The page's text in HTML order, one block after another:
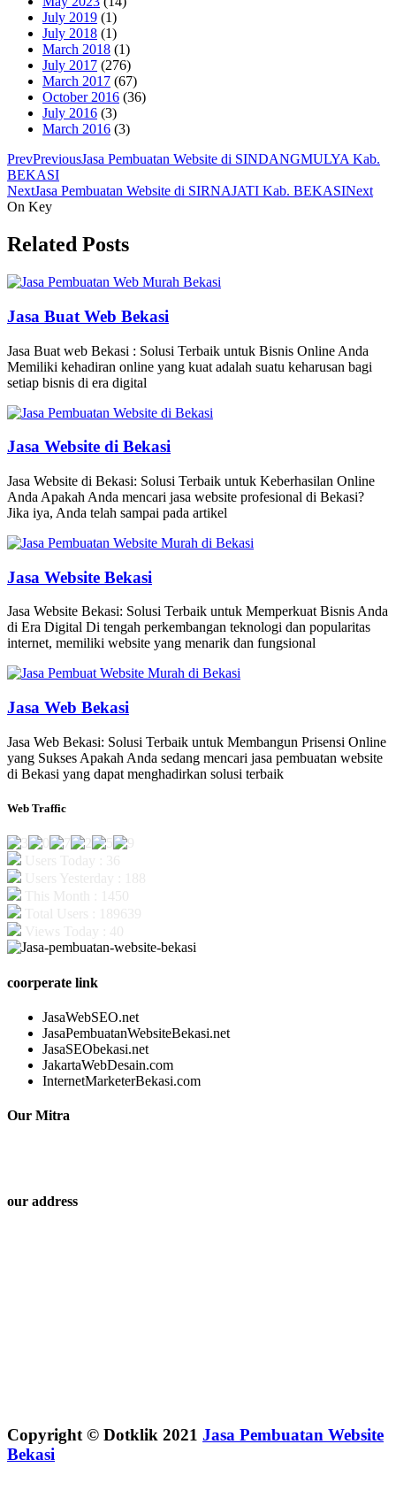
July 2019 (1)
July 2018 (1)
March 2018 (1)
July 2017 (276)
March 2017 (67)
October 2016 (36)
July 2016 (3)
March 2016 (3)
PrevPreviousJasa Pembuatan Website di SINDANGMULYA Kab.
BEKASI
NextJasa Pembuatan Website di SIRNAJATI Kab. BEKASINext
On Key
Related Posts
Jasa Buat Web Bekasi
Jasa Buat web Bekasi : Solusi Terbaik untuk Bisnis Online Anda
Memiliki kehadiran online yang kuat adalah suatu keharusan bagi
setiap bisnis di era digital
Jasa Website di Bekasi
Jasa Website di Bekasi: Solusi Terbaik untuk Keberhasilan Online
Anda Apakah Anda mencari jasa website profesional di Bekasi?
Jika iya, Anda telah sampai pada artikel
Jasa Website Bekasi
Jasa Website Bekasi: Solusi Terbaik untuk Memperkuat Bisnis Anda
di Era Digital Di tengah perkembangan teknologi dan popularitas
internet, memiliki website yang menarik dan fungsional
Jasa Web Bekasi
Jasa Web Bekasi: Solusi Terbaik untuk Membangun Prisensi Online
yang Sukses Apakah Anda sedang mencari jasa pembuatan website
di Bekasi yang dapat menghadirkan solusi terbaik
Web Traffic
coorperate link
JasaWebSEO.net
JasaPembuatanWebsiteBekasi.net
JasaSEObekasi.net
JakartaWebDesain.com
InternetMarketerBekasi.com
Our Mitra
our address
Copyright © Dotklik 2021 Jasa Pembuatan Website
Bekasi